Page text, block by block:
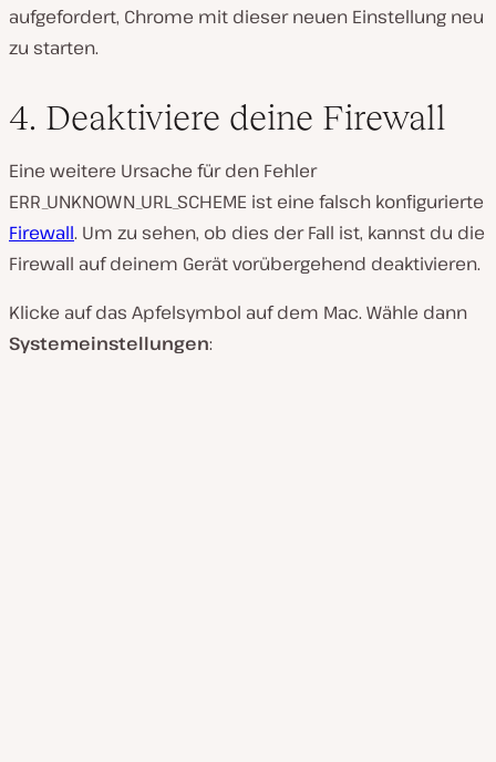
aufgefordert, Chrome mit dieser neuen Einstellung neu
zu starten.
4. Deaktiviere deine Firewall
Eine weitere Ursache für den Fehler
ERR_UNKNOWN_URL_SCHEME ist eine falsch konfigurierte
Firewall. Um zu sehen, ob dies der Fall ist, kannst du die
Firewall auf deinem Gerät vorübergehend deaktivieren.
Klicke auf das Apfelsymbol auf dem Mac. Wähle dann
Systemeinstellungen: